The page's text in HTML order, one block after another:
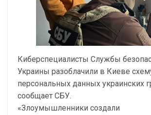
Киберспециалисты Службы
Украины разоблачили в Киеве
персональных данных украинских
сообщает СБУ.
«Злоумышленники создали